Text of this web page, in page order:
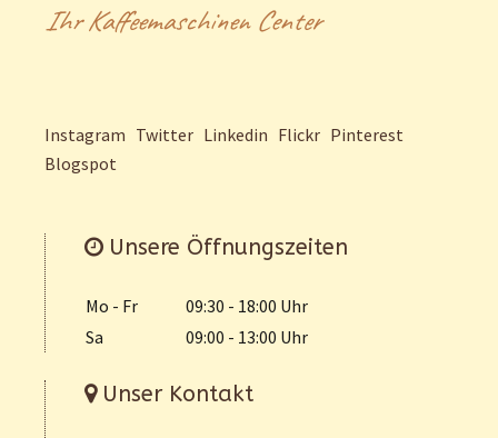
Ihr Kaffeemaschinen Center
Instagram Twitter Linkedin Flickr Pinterest
Blogspot
Unsere Öffnungszeiten
Mo - Fr
09:30 - 18:00 Uhr
Sa
09:00 - 13:00 Uhr
Unser Kontakt